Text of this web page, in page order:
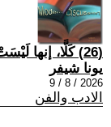
(26) كَلَّا، إنها لَيْسَتْ حيوانات أليفة
يونا شيفر
2026 / 8 / 9
الادب والفن